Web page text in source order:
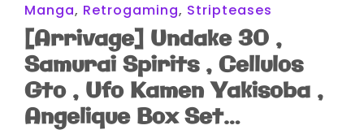
Manga, Retrogaming, Stripteases
[Arrivage] Undake 30 ,
Samurai Spirits , Cellulos
Gto , Ufo Kamen Yakisoba ,
Angelique Box Set…